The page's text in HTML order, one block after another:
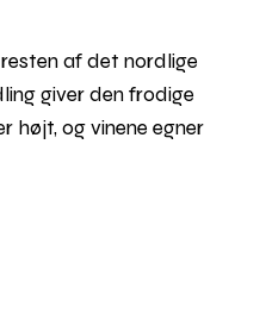
af det nordlige
giver den frodige
højt, og vinene egner